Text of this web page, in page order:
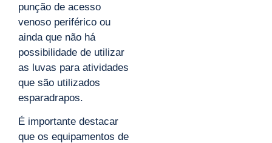
punção de acesso
venoso periférico ou
ainda que não há
possibilidade de utilizar
as luvas para atividades
que são utilizados
esparadrapos.
É importante destacar
que os equipamentos de